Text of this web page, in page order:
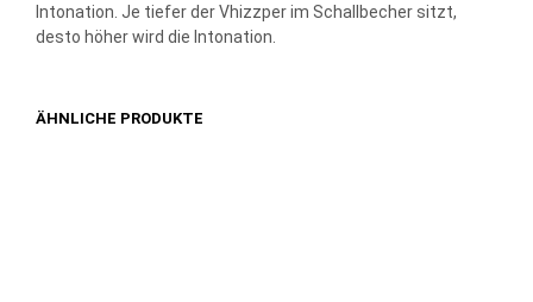
Intonation. Je tiefer der Vhizzper im Schallbecher sitzt,
desto höher wird die Intonation.
ÄHNLICHE PRODUKTE